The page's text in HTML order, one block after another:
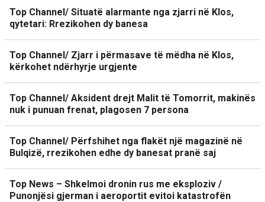
Top Channel/ Situatë alarmante nga zjarri në Klos,
qytetari: Rrezikohen dy banesa
Top Channel/ Zjarr i përmasave të mëdha në Klos,
kërkohet ndërhyrje urgjente
Top Channel/ Aksident drejt Malit të Tomorrit, makinës
nuk i punuan frenat, plagosen 7 persona
Top Channel/ Përfshihet nga flakët një magazinë në
Bulqizë, rrezikohen edhe dy banesat pranë saj
Top News – Shkelmoi dronin rus me eksploziv /
Punonjësi gjerman i aeroportit evitoi katastrofën